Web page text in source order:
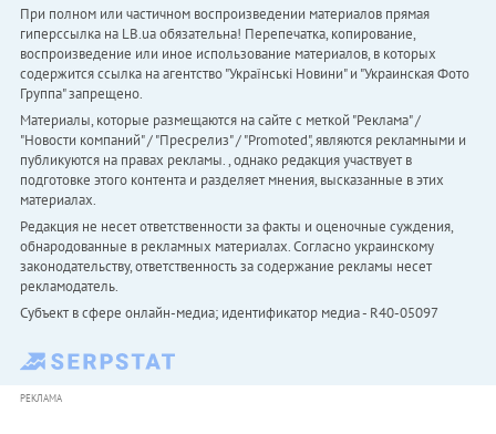
При полном или частичном воспроизведении материалов прямая
гиперссылка на LB.ua обязательна! Перепечатка, копирование,
воспроизведение или иное использование материалов, в которых
содержится ссылка на агентство "Українськi Новини" и "Украинская Фото
Группа" запрещено.
Материалы, которые размещаются на сайте с меткой "Реклама" /
"Новости компаний" / "Пресрелиз" / "Promoted", являются рекламными и
публикуются на правах рекламы. , однако редакция участвует в
подготовке этого контента и разделяет мнения, высказанные в этих
материалах.
Редакция не несет ответственности за факты и оценочные суждения,
обнародованные в рекламных материалах. Согласно украинскому
законодательству, ответственность за содержание рекламы несет
рекламодатель.
Субъект в сфере онлайн-медиа; идентификатор медиа - R40-05097
РЕКЛАМА